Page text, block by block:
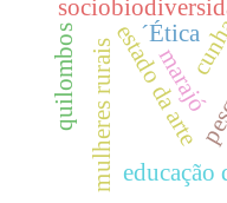
´Ética
estado da arte
mulheres rurais
quilombos
educação
marajó